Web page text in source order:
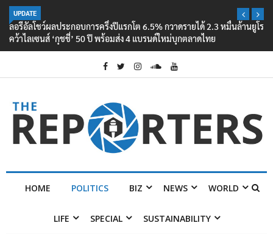
UPDATE
ลอรีอัลโชว์ผลประกอบการครึ่งปีแรกโต 6.5% กวาดรายได้ 2.3 หมื่นล้านยูโร
คว้าไลเซนส์ ‘กุชชี่’ 50 ปี พร้อมส่ง 4 แบรนด์ใหม่บุกตลาดไทย
HOME POLITICS BIZ NEWS WORLD
LIFE SPECIAL SUSTAINABILITY